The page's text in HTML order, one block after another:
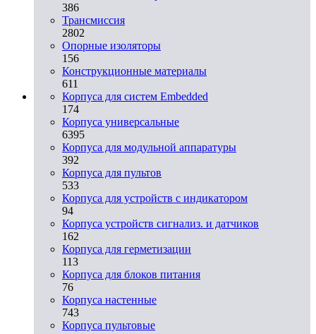
386
Трансмиссия
2802
Опорные изоляторы
156
Конструкционные материалы
611
Корпуса для систем Embedded
174
Корпуса универсальные
6395
Корпуса для модульной аппаратуры
392
Корпуса для пультов
533
Корпуса для устройств с индикатором
94
Корпуса устройств сигнализ. и датчиков
162
Корпуса для герметизации
113
Корпуса для блоков питания
76
Корпуса настенные
743
Корпуса пультовые